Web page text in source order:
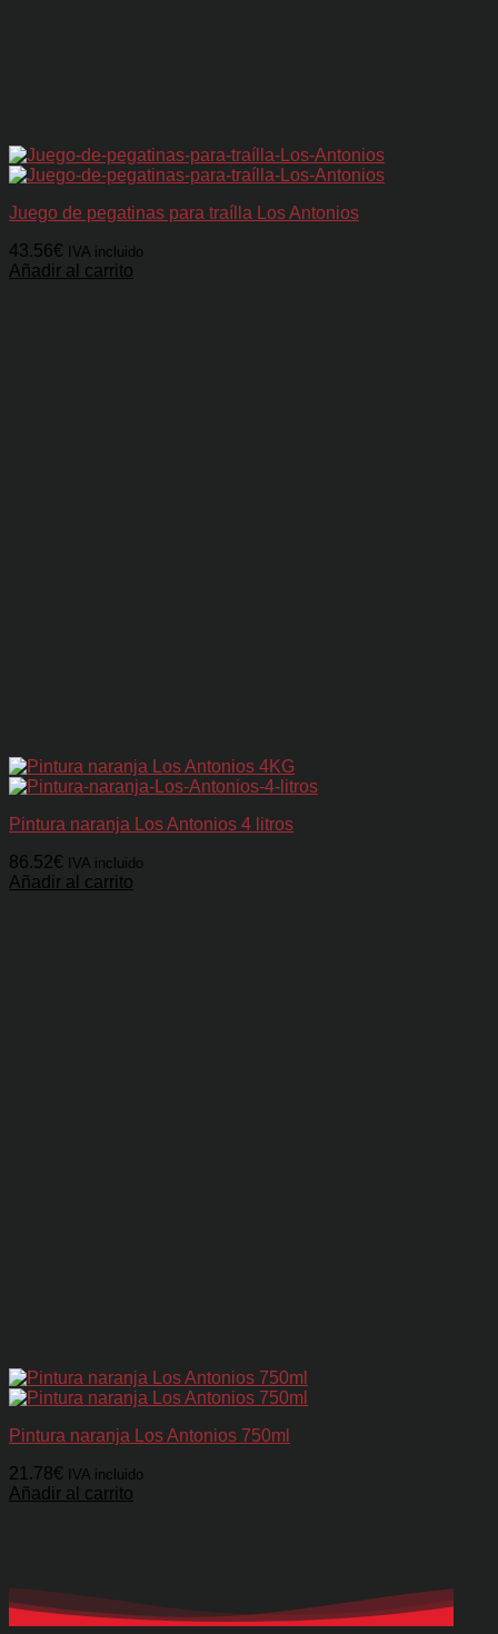
Juego de pegatinas para traílla Los Antonios
43.56€ IVA incluido
Añadir al carrito
Pintura naranja Los Antonios 4 litros
86.52€ IVA incluido
Añadir al carrito
Pintura naranja Los Antonios 750ml
21.78€ IVA incluido
Añadir al carrito